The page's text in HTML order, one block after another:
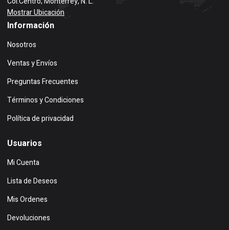
Mostrar Ubicación
Información
Nosotros
Ventas y Envíos
Preguntas Frecuentes
Términos y Condiciones
Política de privacidad
Usuarios
Mi Cuenta
Lista de Deseos
Mis Ordenes
Devoluciones